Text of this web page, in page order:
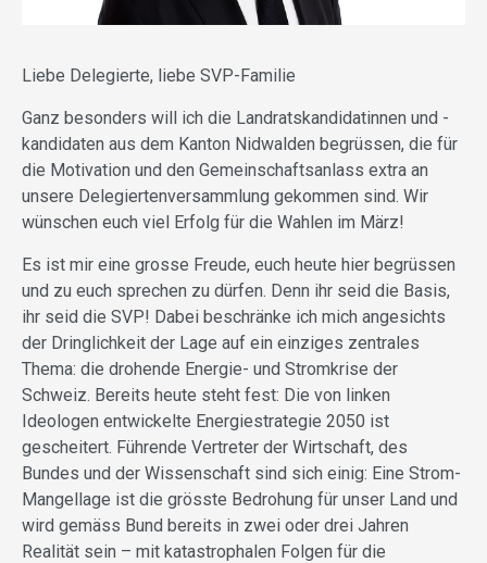
Liebe Delegierte, liebe SVP-Familie
Ganz besonders will ich die Landratskandidatinnen und -
kandidaten aus dem Kanton Nidwalden begrüssen, die für
die Motivation und den Gemeinschaftsanlass extra an
unsere Delegiertenversammlung gekommen sind. Wir
wünschen euch viel Erfolg für die Wahlen im März!
Es ist mir eine grosse Freude, euch heute hier begrüssen
und zu euch sprechen zu dürfen. Denn ihr seid die Basis,
ihr seid die SVP! Dabei beschränke ich mich angesichts
der Dringlichkeit der Lage auf ein einziges zentrales
Thema: die drohende Energie- und Stromkrise der
Schweiz. Bereits heute steht fest: Die von linken
Ideologen entwickelte Energiestrategie 2050 ist
gescheitert. Führende Vertreter der Wirtschaft, des
Bundes und der Wissenschaft sind sich einig: Eine Strom-
Mangellage ist die grösste Bedrohung für unser Land und
wird gemäss Bund bereits in zwei oder drei Jahren
Realität sein – mit katastrophalen Folgen für die